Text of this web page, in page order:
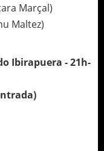
Marçal)
Maltez)
Ibirapuera - 21h-